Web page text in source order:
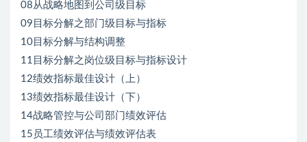
08从战略地图到公司级目标
09目标分解之部门级目标与指标
10目标分解与结构调整
11目标分解之岗位级目标与指标设计
12绩效指标最佳设计（上）
13绩效指标最佳设计（下）
14战略管控与公司部门绩效评估
15员工绩效评估与绩效评估表